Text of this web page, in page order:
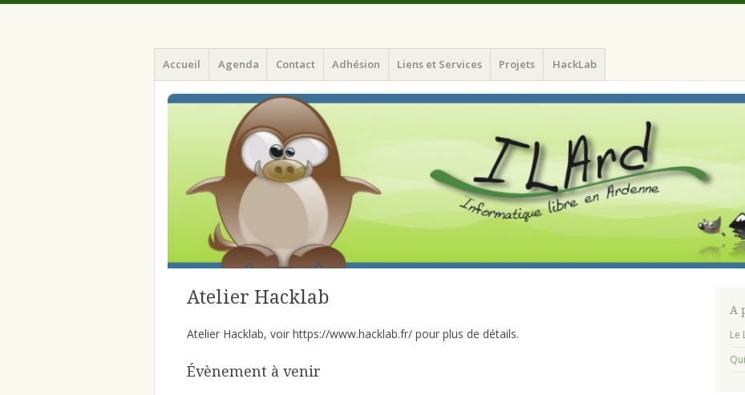
ILArd (Informatique Libre en Ardenne)
ILArd (Informatique Libre en Ardenne)
Menu
Aller
au
contenu
principal
Accueil Agenda Contact Adhésion Liens et Services Projets HackLab
Atelier Hacklab
Atelier Hacklab, voir https://www.hacklab.fr/ pour plus de détails.
Évènement à venir
A
Le